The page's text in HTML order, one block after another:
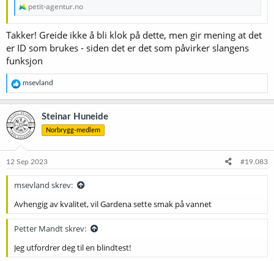
petit-agentur.no
Takker! Greide ikke å bli klok på dette, men gir mening at det
er ID som brukes - siden det er det som påvirker slangens
funksjon
R
e
a
k
s
j
o
e
msevland
Steinar Huneide
Norbrygg-medlem
12 Sep 2023 #19.083
msevland skrev:
Avhengig av kvalitet, vil Gardena sette smak på vannet
Petter Mandt skrev:
Jeg utfordrer deg til en blindtest!